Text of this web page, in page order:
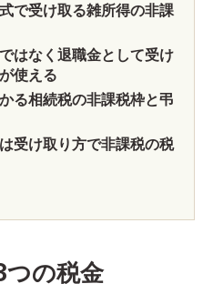
で受け取る雑所得の非課
はなく退職金として受け
使える
る相続税の非課税枠と弔
受け取り方で非課税の税
の税金